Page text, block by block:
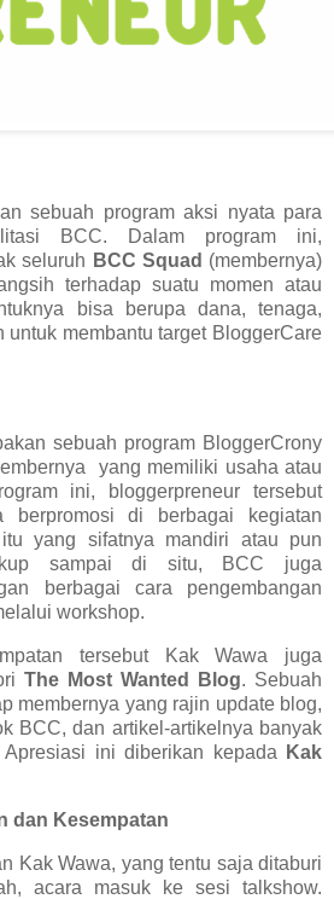
sebuah program aksi nyata para
BCC. Dalam program ini,
seluruh BCC Squad (membernya)
terhadap suatu momen atau
bisa berupa dana, tenaga,
untuk membantu target BloggerCare
sebuah program BloggerCrony
yang memiliki usaha atau
ini, bloggerpreneur tersebut
berpromosi di berbagai kegiatan
itu yang sifatnya mandiri atau pun
sampai di situ, BCC juga
berbagai cara pengembangan
workshop.
tersebut Kak Wawa juga
The Most Wanted Blog. Sebuah
membernya yang rajin update blog,
BCC, dan artikel-artikelnya banyak
ini diberikan kepada
Kak
dan Kesempatan
Kak Wawa, yang tentu saja ditaburi
acara masuk ke sesi talkshow.